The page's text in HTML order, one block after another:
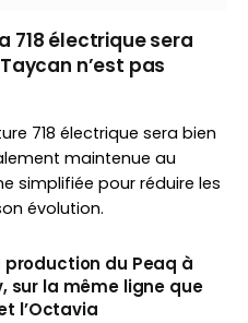
718 électrique sera
n’est pas
718 électrique sera bien
maintenue au
simplifiée pour réduire les
évolution.
production du Peaq à
sur la même ligne que
l’Octavia